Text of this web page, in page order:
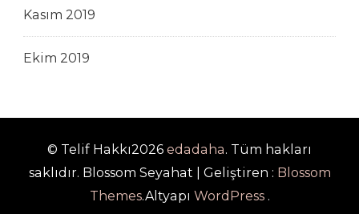
Kasım 2019
Ekim 2019
© Telif Hakkı2026 edadaha. Tüm hakları
saklıdır. Blossom Seyahat | Geliştiren : Blossom
Themes.Altyapı WordPress.